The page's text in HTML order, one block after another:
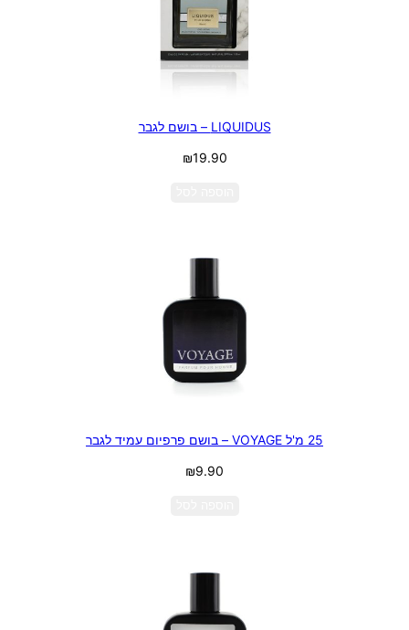
LIQUIDUS – בושם לגבר
₪19.90
25 מ'ל VOYAGE – בושם פרפיום עמיד לגבר
₪9.90